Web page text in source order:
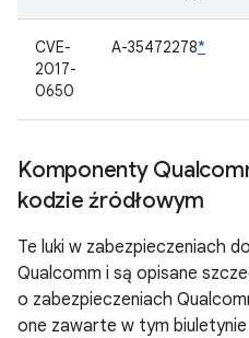
CVE-
2017-
0650
A-35472278*
Komponenty
kodzie źródłowym
Te luki w zabezpieczeniach
Qualcomm i są opisane
o zabezpieczeniach
one zawarte w tym